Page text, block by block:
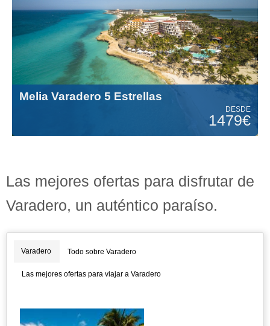
Melia Varadero 5 Estrellas
DESDE
1479€
Las mejores ofertas para disfrutar de
Varadero, un auténtico paraíso.
Varadero Todo sobre Varadero
Las mejores ofertas para viajar a Varadero